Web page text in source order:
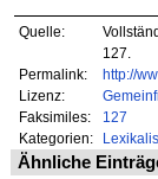
Quelle:
127.
Permalink:
http://
Lizenz:
Faksimiles:
127
Kategorien:
Ähnliche